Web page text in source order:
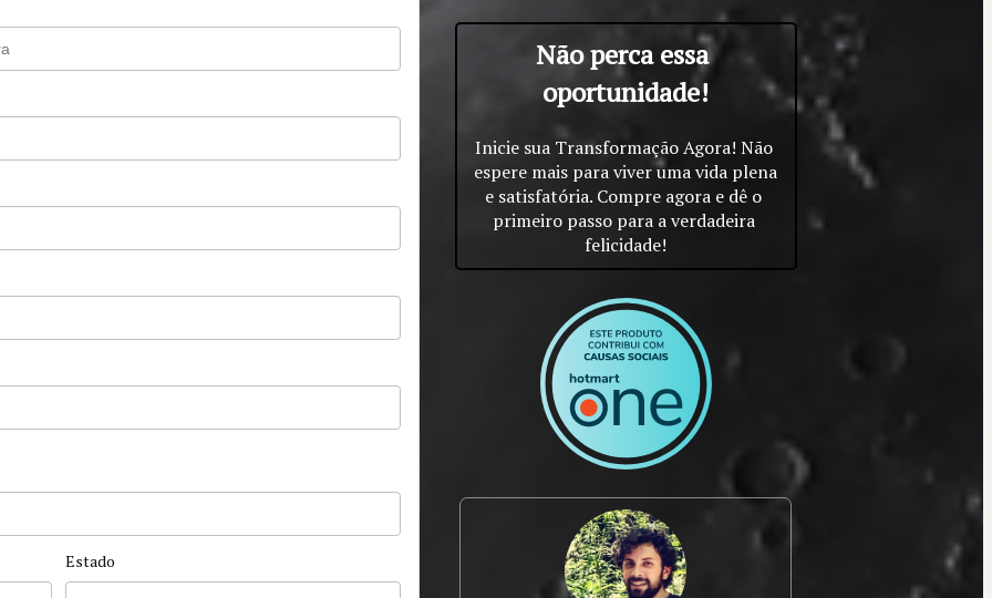
Estado
Não perca essa
oportunidade!
Inicie sua Transformação Agora! Não
espere mais para viver uma vida plena
e satisfatória. Compre agora e dê o
primeiro passo para a verdadeira
felicidade!